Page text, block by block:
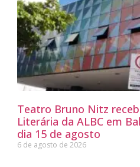
Teatro Bruno Nitz
Literária da ALBC em
dia 15 de agosto
6 de agosto de 2026